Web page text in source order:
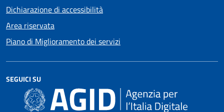
Dichiarazione di accessibilità
Area riservata
Piano di Miglioramento dei servizi
SEGUICI SU